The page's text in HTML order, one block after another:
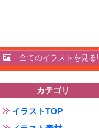
全てのイラストを見る!
カテゴリ
イラストTOP